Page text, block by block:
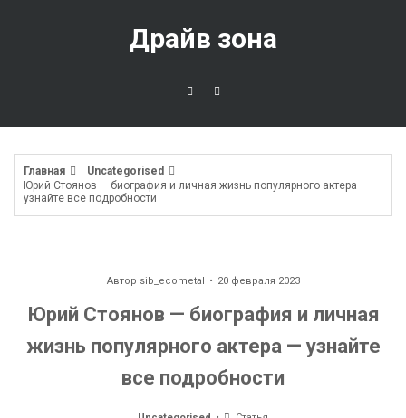
Драйв зона
Главная
Uncategorised
Юрий Стоянов — биография и личная жизнь популярного актера —
узнайте все подробности
Автор sib_ecometal 20 февраля 2023
Юрий Стоянов — биография и личная
жизнь популярного актера — узнайте
все подробности